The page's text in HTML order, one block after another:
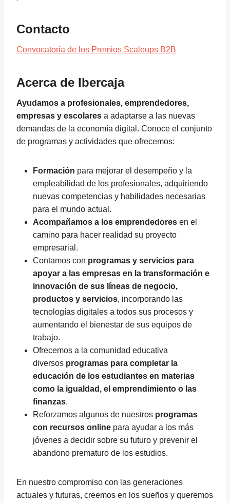
Contacto
Convocatoria de los Premios Scaleups B2B
Acerca de Ibercaja
Ayudamos a profesionales, emprendedores,
empresas y escolares a adaptarse a las nuevas
demandas de la economía digital. Conoce el conjunto
de programas y actividades que ofrecemos:
Formación para mejorar el desempeño y la
empleabilidad de los profesionales, adquiriendo
nuevas competencias y habilidades necesarias
para el mundo actual.
Acompañamos a los emprendedores en el
camino para hacer realidad su proyecto
empresarial.
Contamos con programas y servicios para
apoyar a las empresas en la transformación e
innovación de sus líneas de negocio,
productos y servicios, incorporando las
tecnologías digitales a todos sus procesos y
aumentando el bienestar de sus equipos de
trabajo.
Ofrecemos a la comunidad educativa
diversos programas para completar la
educación de los estudiantes en materias
como la igualdad, el emprendimiento o las
finanzas.
Reforzamos algunos de nuestros programas
con recursos online para ayudar a los más
jóvenes a decidir sobre su futuro y prevenir el
abandono prematuro de los estudios.
En nuestro compromiso con las generaciones
actuales y futuras, creemos en los sueños y queremos